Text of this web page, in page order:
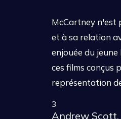
McCartney n'est
et à sa relation
enjouée du
ces films conçus
représentation
3
Andrew